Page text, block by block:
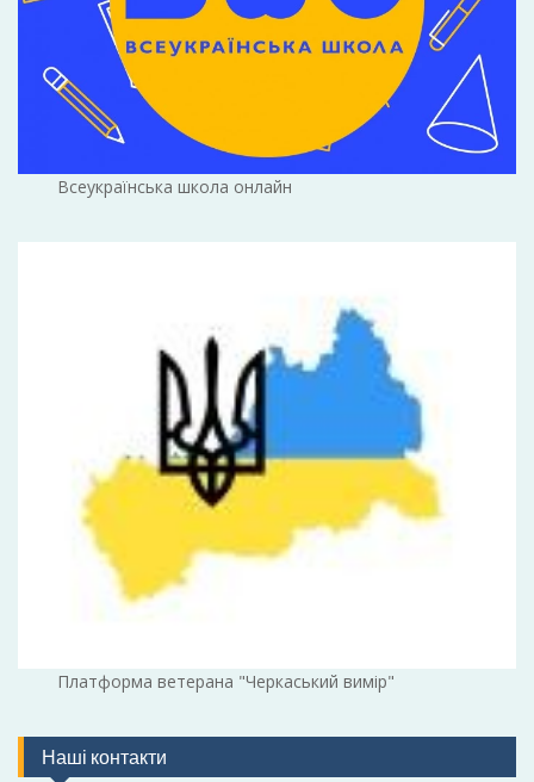
Всеукраїнська школа онлайн
Платформа ветерана "Черкаський вимір"
Наші контакти